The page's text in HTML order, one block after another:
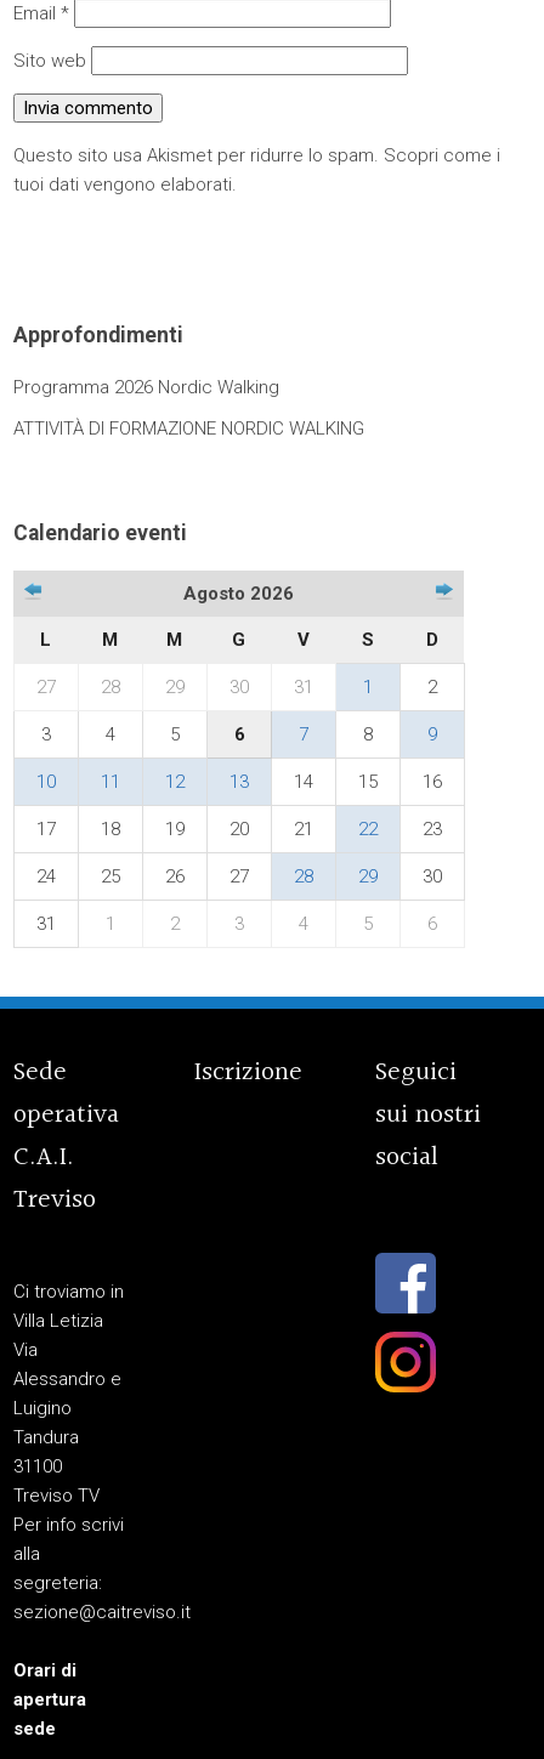
Email*
Sito web
Questo sito usa Akismet per ridurre lo spam. Scopri come i
tuoi dati vengono elaborati.
Approfondimenti
Programma 2026 Nordic Walking
ATTIVITÀ DI FORMAZIONE NORDIC WALKING
Calendario eventi
Agosto 2026
L M M G V S D
27 28 29 30 31 1 2
3 4 5 6 7 8 9
10 11 12 13 14 15 16
17 18 19 20 21 22 23
24 25 26 27 28 29 30
31 1 2 3 4 5 6
Sede
operativa
C.A.I.
Treviso
Ci troviamo in
Villa Letizia
Via
Alessandro e
Luigino
Tandura
31100
Treviso TV
Per info scrivi
alla
segreteria:
sezione@caitreviso.it
Orari di
apertura
sede
Iscrizione
Seguici
sui nostri
social